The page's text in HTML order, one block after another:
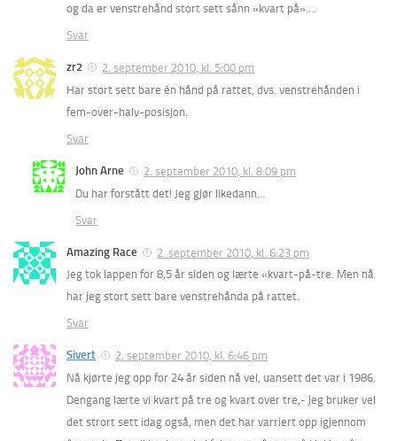
og da er venstrehånd stort sett sånn «kvart på»….
Svar
zr2
2. september 2010, kl. 5:00 pm
Har stort sett bare én hånd på rattet, dvs. venstrehånden i
fem-over-halv-posisjon.
Svar
John Arne
2. september 2010, kl. 8:09 pm
Du har forstått det! Jeg gjør likedann…
Svar
Amazing Race
2. september 2010, kl. 6:23 pm
Jeg tok lappen for 8,5 år siden og lærte «kvart-på-tre. Men nå
har jeg stort sett bare venstrehånda på rattet.
Svar
Sivert
2. september 2010, kl. 6:46 pm
Nå kjørte jeg opp for 24 år siden nå vel, uansett det var i 1986.
Dengang lærte vi kvart på tre og kvart over tre,- jeg bruker vel
det strort sett idag også, men det har varriert opp igjennom